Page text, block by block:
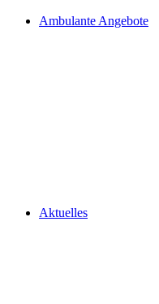
Aktuelles
Ambulante Angebote